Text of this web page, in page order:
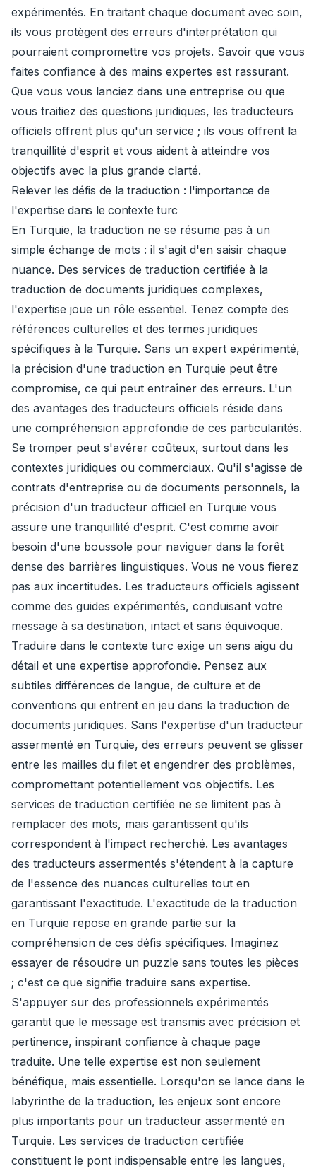
expérimentés. En traitant chaque document avec soin,
ils vous protègent des erreurs d'interprétation qui
pourraient compromettre vos projets. Savoir que vous
faites confiance à des mains expertes est rassurant.
Que vous vous lanciez dans une entreprise ou que
vous traitiez des questions juridiques, les traducteurs
officiels offrent plus qu'un service ; ils vous offrent la
tranquillité d'esprit et vous aident à atteindre vos
objectifs avec la plus grande clarté.
Relever les défis de la traduction : l'importance de
l'expertise dans le contexte turc
En Turquie, la traduction ne se résume pas à un
simple échange de mots : il s'agit d'en saisir chaque
nuance. Des services de traduction certifiée à la
traduction de documents juridiques complexes,
l'expertise joue un rôle essentiel. Tenez compte des
références culturelles et des termes juridiques
spécifiques à la Turquie. Sans un expert expérimenté,
la précision d'une traduction en Turquie peut être
compromise, ce qui peut entraîner des erreurs. L'un
des avantages des traducteurs officiels réside dans
une compréhension approfondie de ces particularités.
Se tromper peut s'avérer coûteux, surtout dans les
contextes juridiques ou commerciaux. Qu'il s'agisse de
contrats d'entreprise ou de documents personnels, la
précision d'un traducteur officiel en Turquie vous
assure une tranquillité d'esprit. C'est comme avoir
besoin d'une boussole pour naviguer dans la forêt
dense des barrières linguistiques. Vous ne vous fierez
pas aux incertitudes. Les traducteurs officiels agissent
comme des guides expérimentés, conduisant votre
message à sa destination, intact et sans équivoque.
Traduire dans le contexte turc exige un sens aigu du
détail et une expertise approfondie. Pensez aux
subtiles différences de langue, de culture et de
conventions qui entrent en jeu dans la traduction de
documents juridiques. Sans l'expertise d'un traducteur
assermenté en Turquie, des erreurs peuvent se glisser
entre les mailles du filet et engendrer des problèmes,
compromettant potentiellement vos objectifs. Les
services de traduction certifiée ne se limitent pas à
remplacer des mots, mais garantissent qu'ils
correspondent à l'impact recherché. Les avantages
des traducteurs assermentés s'étendent à la capture
de l'essence des nuances culturelles tout en
garantissant l'exactitude. L'exactitude de la traduction
en Turquie repose en grande partie sur la
compréhension de ces défis spécifiques. Imaginez
essayer de résoudre un puzzle sans toutes les pièces
; c'est ce que signifie traduire sans expertise.
S'appuyer sur des professionnels expérimentés
garantit que le message est transmis avec précision et
pertinence, inspirant confiance à chaque page
traduite. Une telle expertise est non seulement
bénéfique, mais essentielle. Lorsqu'on se lance dans le
labyrinthe de la traduction, les enjeux sont encore
plus importants pour un traducteur assermenté en
Turquie. Les services de traduction certifiée
constituent le pont indispensable entre les langues,